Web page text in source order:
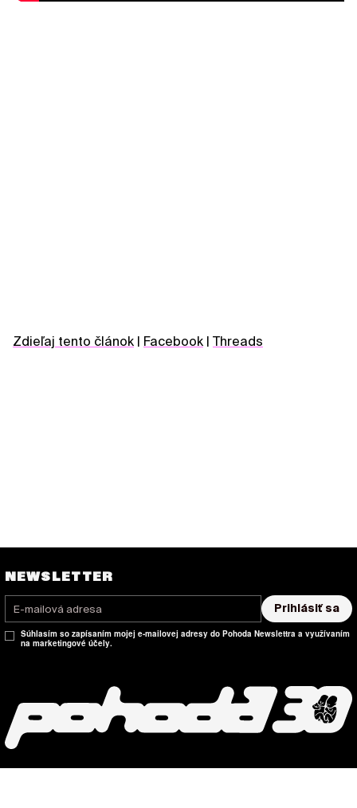
Zdieľaj tento článok | Facebook | Threads
NEWSLETTER
Prihlásiť sa
Súhlasím so zapísaním mojej e-mailovej adresy do Pohoda Newslettra a využívaním
na marketingové účely.